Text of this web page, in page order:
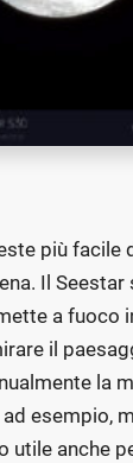
più facile
Il
a fuoco
il
la
esempio,
utile anche